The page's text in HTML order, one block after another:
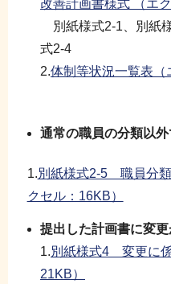
改善計画書様式 （エ
別紙様式2-1、別紙
式2-4
2.体制等状況一覧表（
通常の職員の分類以
1.別紙様式2-5 職員分
クセル：16KB）
提出した計画書に変
1.別紙様式4 変更に
21KB）